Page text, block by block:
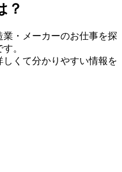
？
・メーカーのお仕事を探
。
くて分かりやすい情報を